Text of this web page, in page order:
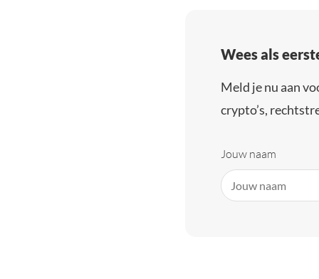
Wees als
Meld je nu aan
crypto’s,
Jouw naam